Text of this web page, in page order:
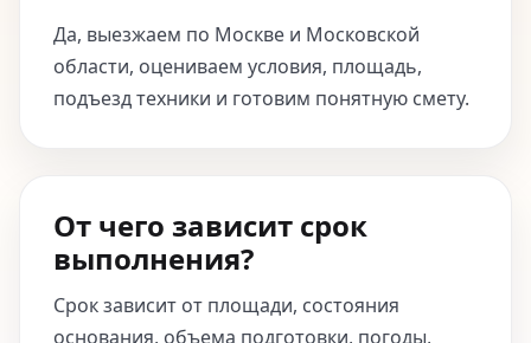
Да, выезжаем по Москве и Московской
области, оцениваем условия, площадь,
подъезд техники и готовим понятную смету.
От чего зависит срок
выполнения?
Срок зависит от площади, состояния
основания, объема подготовки, погоды,